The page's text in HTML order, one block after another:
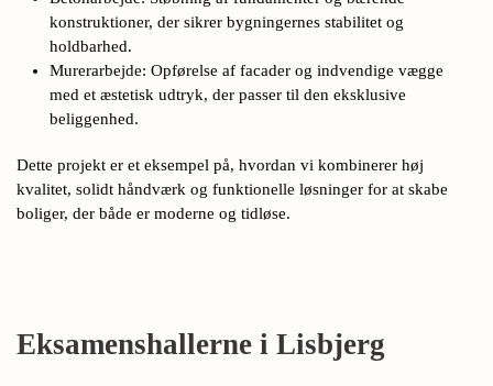
konstruktioner, der sikrer bygningernes stabilitet og
holdbarhed.
Murerarbejde: Opførelse af facader og indvendige vægge
med et æstetisk udtryk, der passer til den eksklusive
beliggenhed.
Dette projekt er et eksempel på, hvordan vi kombinerer høj
kvalitet, solidt håndværk og funktionelle løsninger for at skabe
boliger, der både er moderne og tidløse.
Eksamenshallerne i Lisbjerg